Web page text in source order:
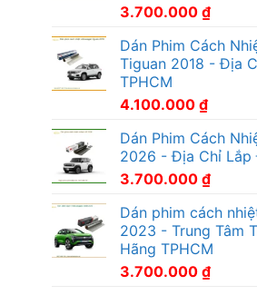
3.700.000 ₫
Dán Phim Cách
Tiguan 2018 - Địa
TPHCM
4.100.000 ₫
Dán Phim Cách
2026 - Địa Chỉ Lắp
3.700.000 ₫
Dán phim cách
2023 - Trung Tâm
Hãng TPHCM
3.700.000 ₫